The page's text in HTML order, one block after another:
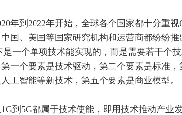
年到2022年开始，全球各个国家都十分重
中国、美国等国家研究机构和运营商都纷纷推
是一个单项技术能实现的，而是需要若干个
一个要素是技术驱动，第二个要素是标准
工智能等新技术，第五个要素是商业模型。
到5G都属于技术使能，即用技术推动产业